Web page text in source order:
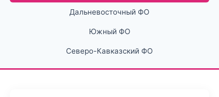
Дальневосточный ФО
Южный ФО
Северо-Кавказский ФО